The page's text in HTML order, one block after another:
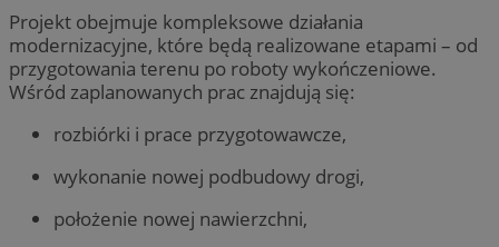
Projekt obejmuje kompleksowe działania
modernizacyjne, które będą realizowane etapami – od
przygotowania terenu po roboty wykończeniowe.
Wśród zaplanowanych prac znajdują się:
rozbiórki i prace przygotowawcze,
wykonanie nowej podbudowy drogi,
położenie nowej nawierzchni,